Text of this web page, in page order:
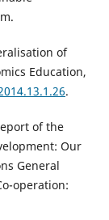
of
Education,
.
of the
Our
General
operation: